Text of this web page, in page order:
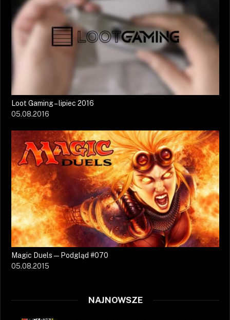
Loot Gaming – lipiec 2016
05.08.2016
Magic Duels — Podgląd #070
05.08.2015
NAJNOWSZE